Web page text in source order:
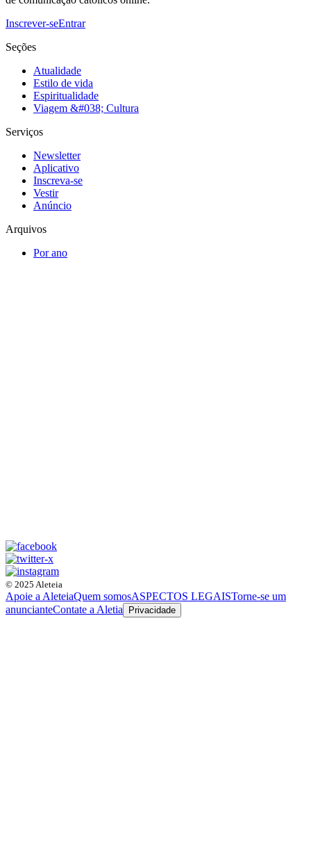
Inscrever-seEntrar
Seções
Atualidade
Estilo de vida
Espiritualidade
Viagem &#038; Cultura
Serviços
Newsletter
Aplicativo
Inscreva-se
Vestir
Anúncio
Arquivos
Por ano
© 2025 Aleteia
Apoie a AleteiaQuem somosASPECTOS LEGAISTorne-se um
anuncianteContate a Aletia Privacidade